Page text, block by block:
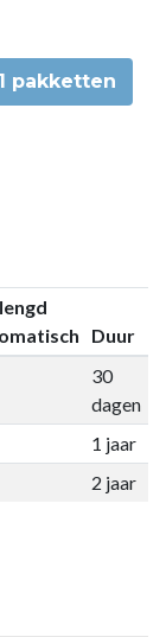
pakketten
Duur
30
dagen
1 jaar
2 jaar